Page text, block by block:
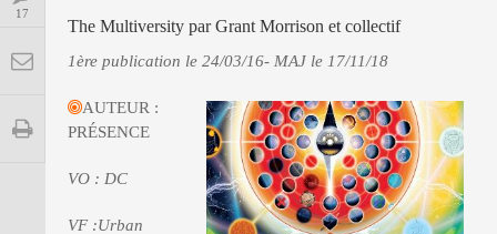
CINE-SERIES-ANIME
MUSIQUE
LA BRUCE TEAM : SAISON 13
17
The Multiversity par Grant Morrison et collectif
1ère publication le 24/03/16- MAJ le 17/11/18
AUTEUR :
PRÉSENCE
VO : DC
VF :Urban
Panini Patrick Faivre Presse
Présence Punisher Rock Semic
Tornado Urban Vertigo xmen